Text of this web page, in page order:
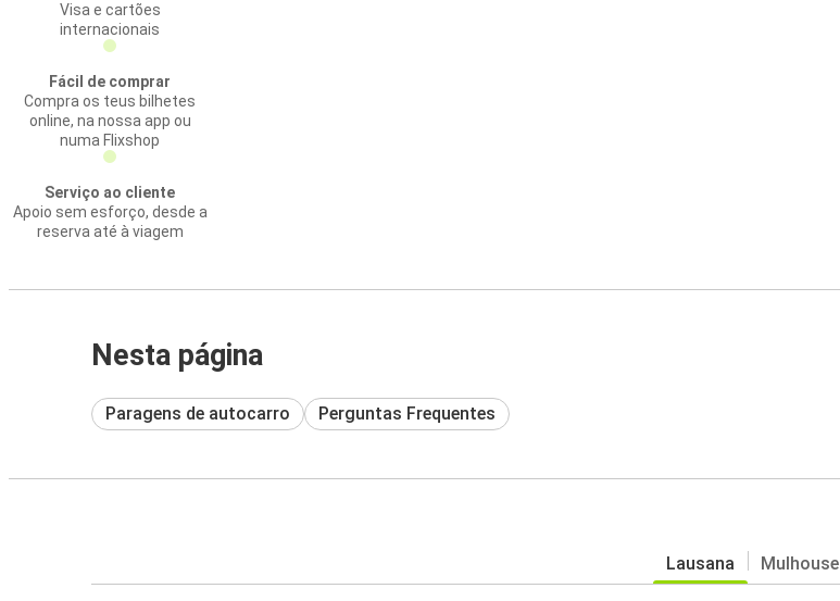
Visa e cartões
internacionais
Fácil de comprar
Compra os teus bilhetes
online, na nossa app ou
numa Flixshop
Serviço ao cliente
Apoio sem esforço, desde a
reserva até à viagem
Nesta página
Paragens de autocarro Perguntas Frequentes
Lausana Mulhouse